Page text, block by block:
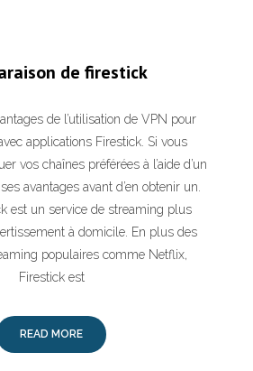
de firestick
de l’utilisation de VPN pour
applications Firestick. Si vous
vos chaînes préférées à l’aide d’un
avantages avant d’en obtenir un.
est un service de streaming plus
à domicile. En plus des
populaires comme Netflix,
Firestick est
READ MORE